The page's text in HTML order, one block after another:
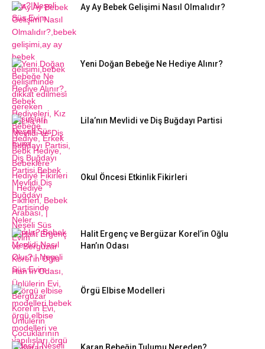
Ay Ay Bebek Gelişimi Nasıl Olmalıdır?
Yeni Doğan Bebeğe Ne Hediye Alınır?
Lila’nın Mevlidi ve Diş Buğdayı Partisi
Okul Öncesi Etkinlik Fikirleri
Halit Ergenç ve Bergüzar Korel’in Oğlu
Han’ın Odası
Örgü Elbise Modelleri